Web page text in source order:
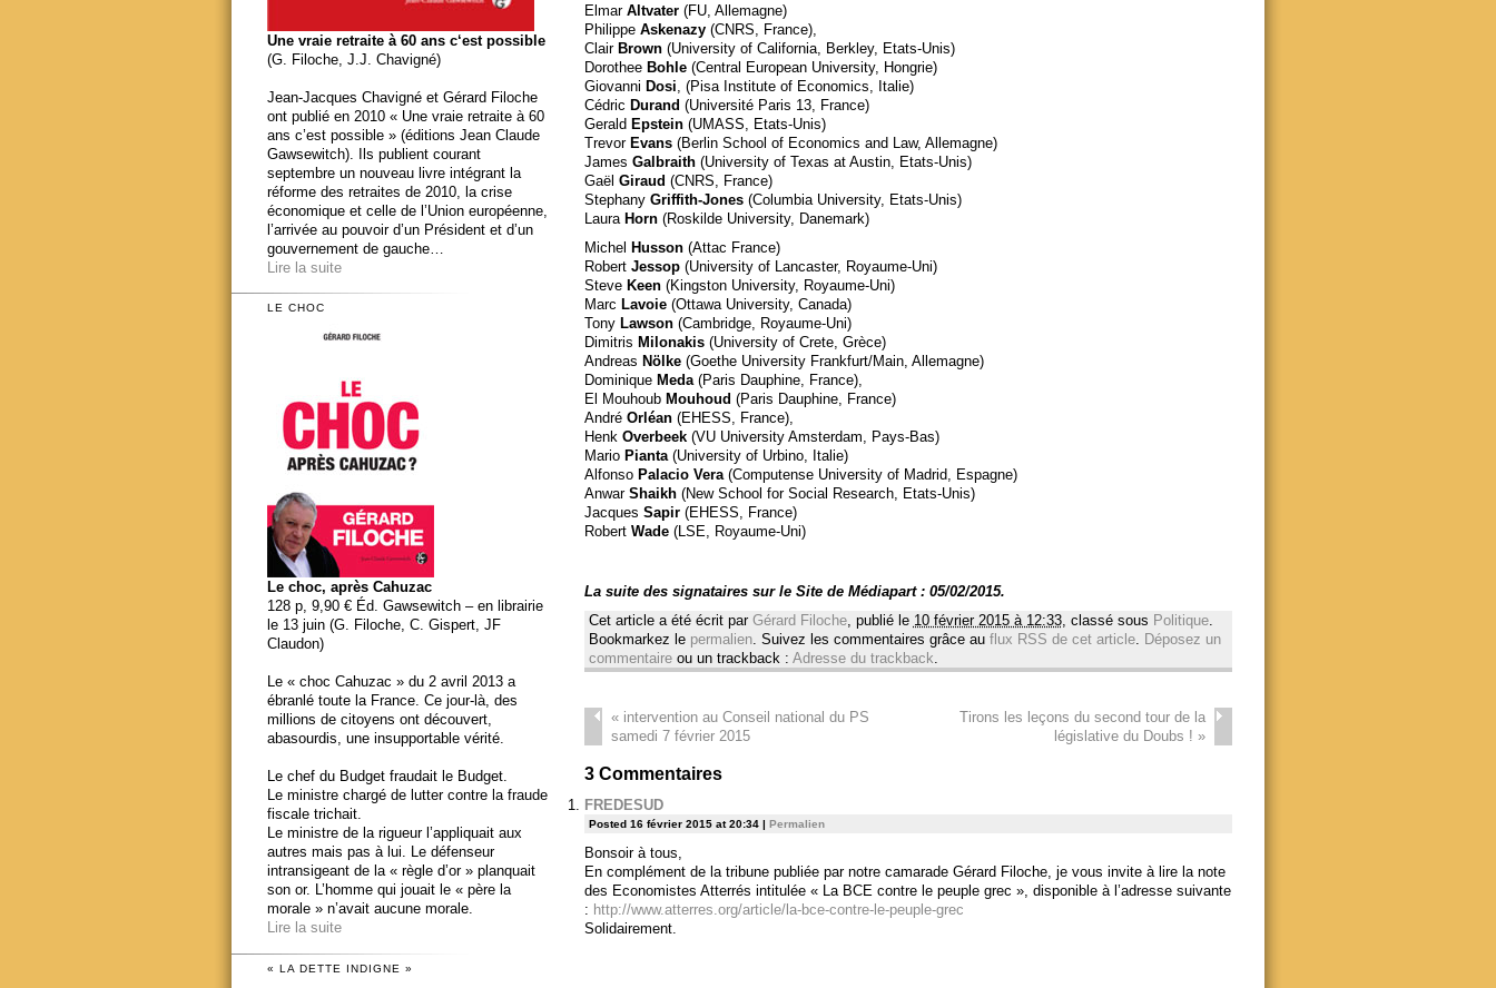
Elmar Altvater(FU, Allemagne)
Philippe Askenazy(CNRS, France),
Clair Brown(University of California, Berkley, Etats-Unis)
Dorothee Bohle(Central European University, Hongrie)
Giovanni Dosi , (Pisa Institute of Economics, Italie)
Cédric Durand (Université Paris 13, France)
Gerald Epstein(UMASS, Etats-Unis)
Trevor Evans(Berlin School of Economics and Law, Allemagne)
James Galbraith(University of Texas at Austin, Etats-Unis)
Gaël Giraud (CNRS, France)
Stephany Griffith-Jones(Columbia University, Etats-Unis)
Laura Horn(Roskilde University, Danemark)
Michel Husson(Attac France)
Robert Jessop(University of Lancaster, Royaume-Uni)
Steve Keen(Kingston University, Royaume-Uni)
Marc Lavoie(Ottawa University, Canada)
Tony Lawson(Cambridge, Royaume-Uni)
Dimitris Milonakis(University of Crete, Grèce)
Andreas Nölke(Goethe University Frankfurt/Main, Allemagne)
Dominique Meda(Paris Dauphine, France),
El Mouhoub Mouhoud (Paris Dauphine, France)
André Orléan(EHESS, France),
Henk Overbeek(VU University Amsterdam, Pays-Bas)
Mario Pianta(University of Urbino, Italie)
Alfonso Palacio Vera(Computense University of Madrid, Espagne)
Anwar Shaikh(New School for Social Research, Etats-Unis)
Jacques Sapir(EHESS, France)
Robert Wade(LSE, Royaume-Uni)
La suite des signataires sur le Site de Médiapart : 05/02/2015.
Cet article a été écrit par Gérard Filoche, publié le 10 février 2015 à 12:33, classé sous Politique.
Bookmarkez le permalien. Suivez les commentaires grâce au flux RSS de cet article. Déposez un
commentaireou un trackback : Adresse du trackback.
«intervention au Conseil national du PS
samedi 7 février 2015
Tirons les leçons du second tour de la
législative du Doubs !»
3Commentaires
FREDESUD
Posted 16 février 2015 at 20:34 | Permalien
Bonsoir à tous,
En complément de la tribune publiée par notre camarade Gérard Filoche, je vous invite à lire la note
des Economistes Atterrés intitulée « La BCE contre le peuple grec », disponible à l’adresse suivante
: http://www.atterres.org/article/la-bce-contre-le-peuple-grec
Solidairement.
Une vraie retraite à 60 ans c‘est possible
(G. Filoche, J.J. Chavigné)
Jean-Jacques Chavigné et Gérard Filoche
ont publié en 2010 « Une vraie retraite à 60
ans c’est possible » (éditions Jean Claude
Gawsewitch). Ils publient courant
septembre un nouveau livre intégrant la
réforme des retraites de 2010, la crise
économique et celle de l’Union européenne,
l’arrivée au pouvoir d’un Président et d’un
gouvernement de gauche…
Lire la suite
LE CHOC
Le choc, après Cahuzac
128 p, 9,90 € Éd. Gawsewitch – en librairie
le 13 juin (G. Filoche, C. Gispert, JF
Claudon)
Le « choc Cahuzac » du 2 avril 2013 a
ébranlé toute la France. Ce jour-là, des
millions de citoyens ont découvert,
abasourdis, une insupportable vérité.
Le chef du Budget fraudait le Budget.
Le ministre chargé de lutter contre la fraude
fiscale trichait.
Le ministre de la rigueur l’appliquait aux
autres mais pas à lui. Le défenseur
intransigeant de la « règle d’or » planquait
son or. L’homme qui jouait le « père la
morale » n’avait aucune morale.
Lire la suite
« LA DETTE INDIGNE »